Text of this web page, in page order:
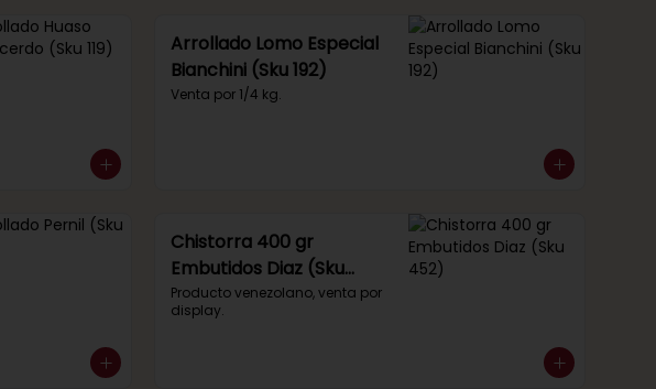
Arrollado Lomo Especial
Bianchini (Sku 192)
Venta por 1/4 kg.
Chistorra 400 gr
Embutidos Diaz (Sku
452)
Producto venezolano, venta por
display.